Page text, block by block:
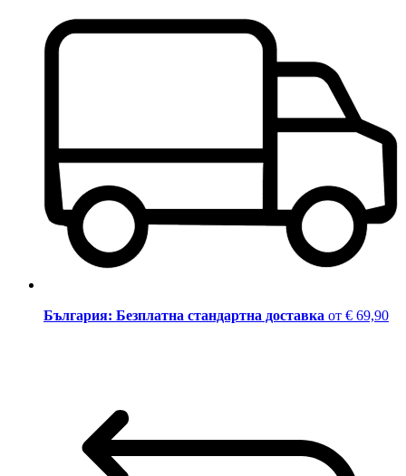
България: Безплатна стандартна доставка от € 69,90